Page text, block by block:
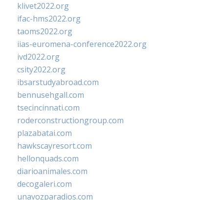
klivet2022.org
ifac-hms2022.org
taoms2022.org
iias-euromena-conference2022.org
ivd2022.org
csity2022.org
ibsarstudyabroad.com
bennusehgall.com
tsecincinnati.com
roderconstructiongroup.com
plazabatai.com
hawkscayresort.com
hellonquads.com
diarioanimales.com
decogaleri.com
unavozparadios.com